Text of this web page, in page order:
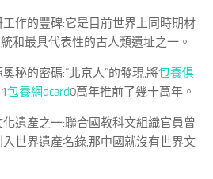
作的豐碑:它是目前世界上同時期材
和最具代表性的古人類遺址之一。
秘的密碼:“北京人”的發現,將包養俱
包養網dcard0萬年推前了幾十萬年。
遺產之一:聯合國教科文組織官員曾
世界遺產名錄,那中國就沒有世界文